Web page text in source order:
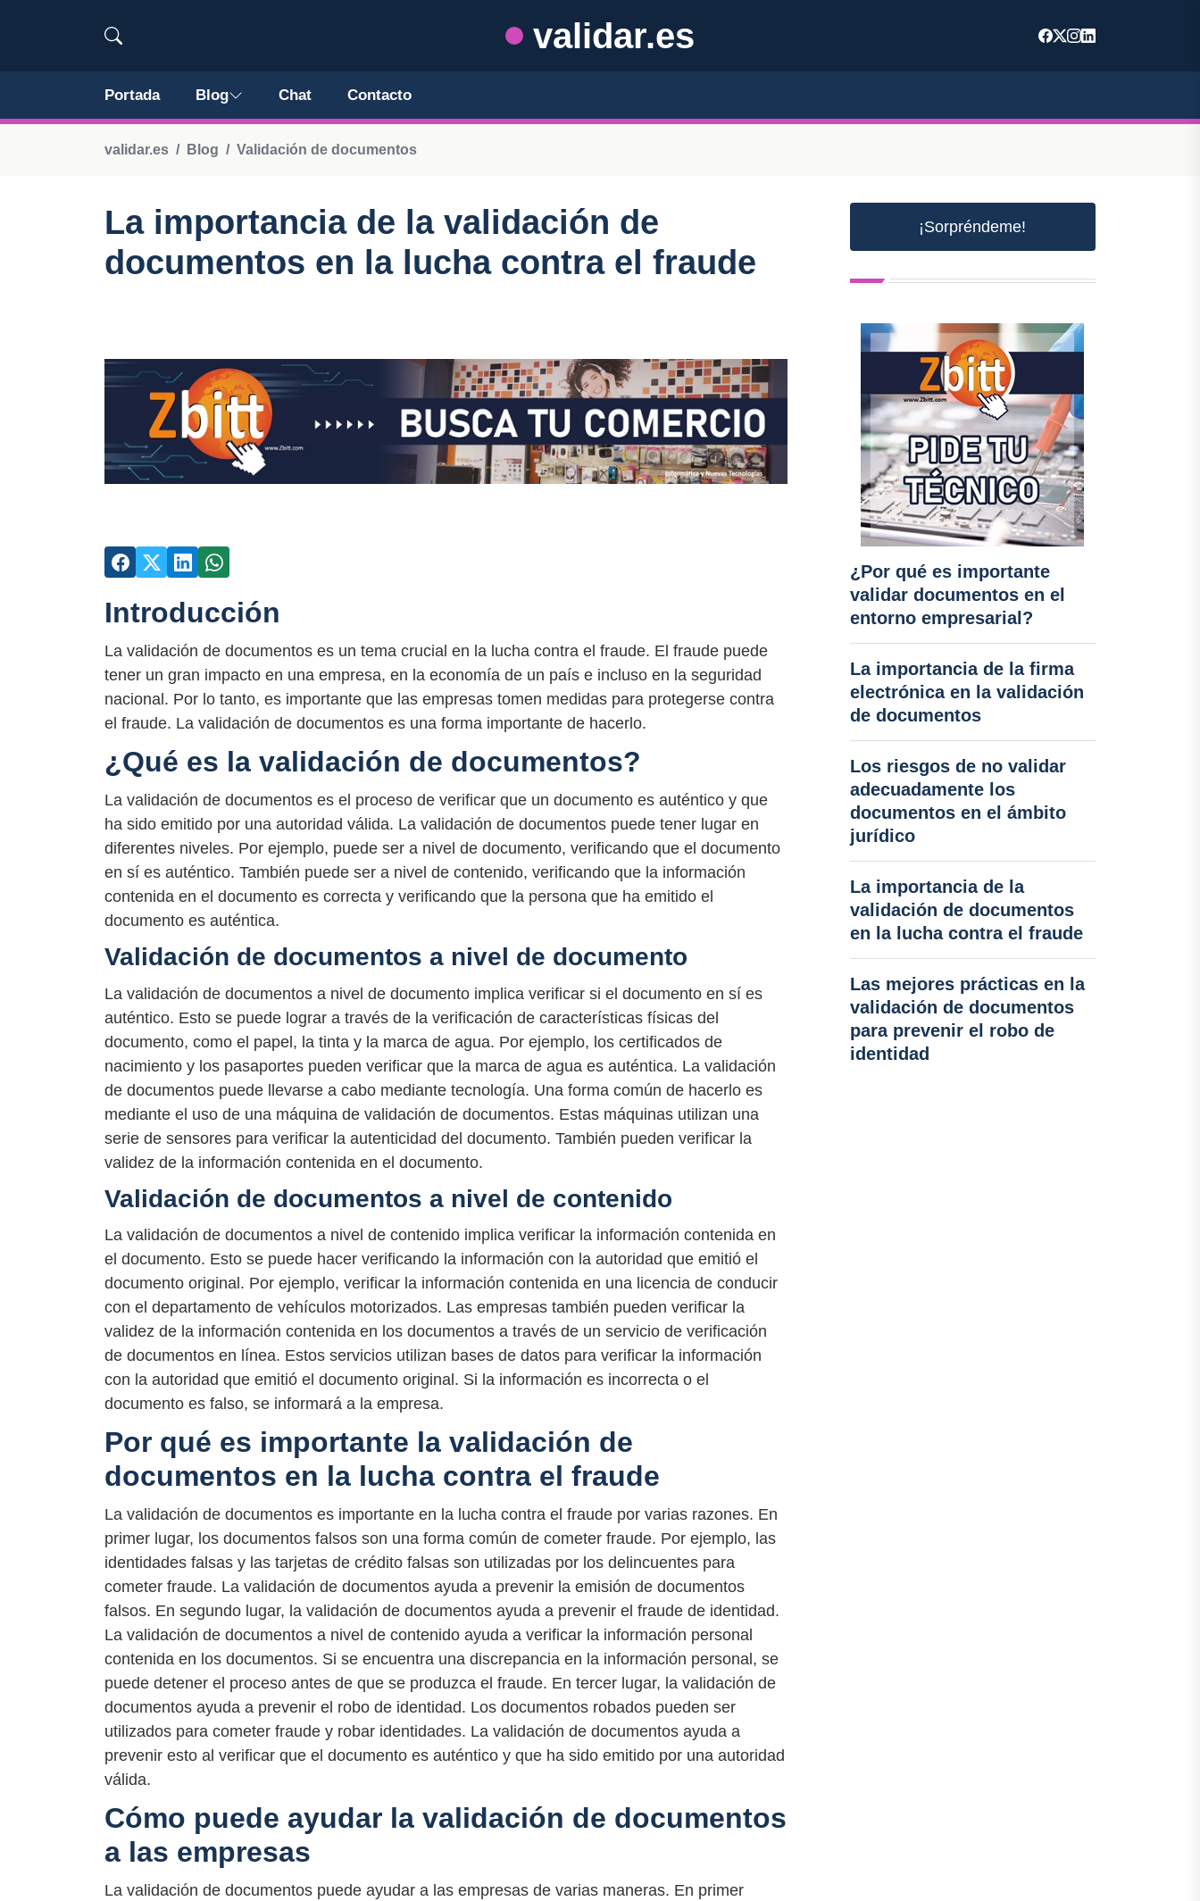
validar.es
Portada Blog Chat Contacto
validar.es Blog Validación de documentos
La importancia de la validación de
documentos en la lucha contra el fraude
Introducción
La validación de documentos es un tema crucial en la lucha contra el fraude. El fraude puede
tener un gran impacto en una empresa, en la economía de un país e incluso en la seguridad
nacional. Por lo tanto, es importante que las empresas tomen medidas para protegerse contra
el fraude. La validación de documentos es una forma importante de hacerlo.
¿Qué es la validación de documentos?
La validación de documentos es el proceso de verificar que un documento es auténtico y que
ha sido emitido por una autoridad válida. La validación de documentos puede tener lugar en
diferentes niveles. Por ejemplo, puede ser a nivel de documento, verificando que el documento
en sí es auténtico. También puede ser a nivel de contenido, verificando que la información
contenida en el documento es correcta y verificando que la persona que ha emitido el
documento es auténtica.
Validación de documentos a nivel de documento
La validación de documentos a nivel de documento implica verificar si el documento en sí es
auténtico. Esto se puede lograr a través de la verificación de características físicas del
documento, como el papel, la tinta y la marca de agua. Por ejemplo, los certificados de
nacimiento y los pasaportes pueden verificar que la marca de agua es auténtica. La validación
de documentos puede llevarse a cabo mediante tecnología. Una forma común de hacerlo es
mediante el uso de una máquina de validación de documentos. Estas máquinas utilizan una
serie de sensores para verificar la autenticidad del documento. También pueden verificar la
validez de la información contenida en el documento.
Validación de documentos a nivel de contenido
La validación de documentos a nivel de contenido implica verificar la información contenida en
el documento. Esto se puede hacer verificando la información con la autoridad que emitió el
documento original. Por ejemplo, verificar la información contenida en una licencia de conducir
con el departamento de vehículos motorizados. Las empresas también pueden verificar la
validez de la información contenida en los documentos a través de un servicio de verificación
de documentos en línea. Estos servicios utilizan bases de datos para verificar la información
con la autoridad que emitió el documento original. Si la información es incorrecta o el
documento es falso, se informará a la empresa.
Por qué es importante la validación de
documentos en la lucha contra el fraude
La validación de documentos es importante en la lucha contra el fraude por varias razones. En
primer lugar, los documentos falsos son una forma común de cometer fraude. Por ejemplo, las
identidades falsas y las tarjetas de crédito falsas son utilizadas por los delincuentes para
cometer fraude. La validación de documentos ayuda a prevenir la emisión de documentos
falsos. En segundo lugar, la validación de documentos ayuda a prevenir el fraude de identidad.
La validación de documentos a nivel de contenido ayuda a verificar la información personal
contenida en los documentos. Si se encuentra una discrepancia en la información personal, se
puede detener el proceso antes de que se produzca el fraude. En tercer lugar, la validación de
documentos ayuda a prevenir el robo de identidad. Los documentos robados pueden ser
utilizados para cometer fraude y robar identidades. La validación de documentos ayuda a
prevenir esto al verificar que el documento es auténtico y que ha sido emitido por una autoridad
válida.
Cómo puede ayudar la validación de documentos
a las empresas
La validación de documentos puede ayudar a las empresas de varias maneras. En primer
¡Sorpréndeme!
¿Por qué es importante
validar documentos en el
entorno empresarial?
La importancia de la firma
electrónica en la validación
de documentos
Los riesgos de no validar
adecuadamente los
documentos en el ámbito
jurídico
La importancia de la
validación de documentos
en la lucha contra el fraude
Las mejores prácticas en la
validación de documentos
para prevenir el robo de
identidad